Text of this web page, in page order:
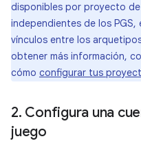
disponibles por proyecto
independientes de los
vínculos entre los
obtener más información,
cómo configurar tus
2. Configura una
juego